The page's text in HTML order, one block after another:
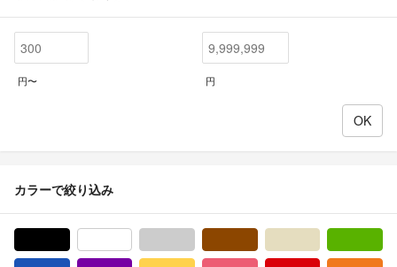
円〜 円
カラーで絞り込み